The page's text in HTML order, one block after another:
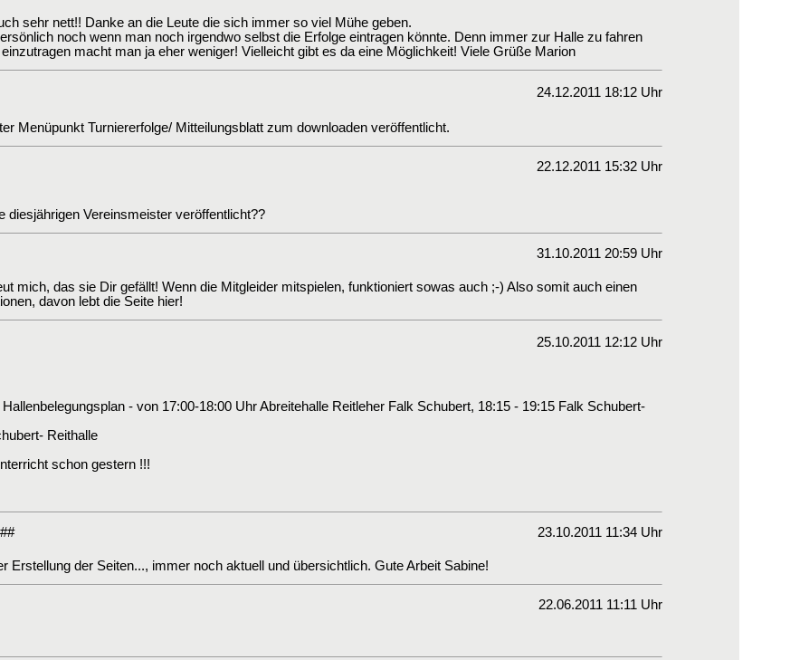
sehr nett!! Danke an die Leute die sich immer so viel Mühe geben.
noch wenn man noch irgendwo selbst die Erfolge eintragen könnte. Denn immer zur Halle zu fahren
macht man ja eher weniger! Vielleicht gibt es da eine Möglichkeit! Viele Grüße Marion
24.12.2011 18:12 Uhr
Menüpunkt Turniererfolge/ Mitteilungsblatt zum downloaden veröffentlicht.
22.12.2011 15:32 Uhr
diesjährigen Vereinsmeister veröffentlicht??
31.10.2011 20:59 Uhr
mich, das sie Dir gefällt! Wenn die Mitgleider mitspielen, funktioniert sowas auch ;-) Also somit auch einen
davon lebt die Seite hier!
25.10.2011 12:12 Uhr
- von 17:00-18:00 Uhr Abreitehalle Reitleher Falk Schubert, 18:15 - 19:15 Falk Schubert-
Reithalle
schon gestern !!!
23.10.2011 11:34 Uhr
Erstellung der Seiten..., immer noch aktuell und übersichtlich. Gute Arbeit Sabine!
22.06.2011 11:11 Uhr